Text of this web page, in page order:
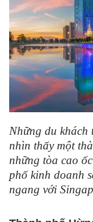
Những du
nhìn thấy một
những tòa cao
phố kinh doanh
ngang với